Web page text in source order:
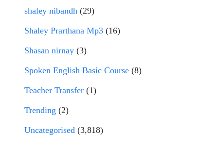
shaley nibandh (29)
Shaley Prarthana Mp3 (16)
Shasan nirnay (3)
Spoken English Basic Course (8)
Teacher Transfer (1)
Trending (2)
Uncategorised (3,818)